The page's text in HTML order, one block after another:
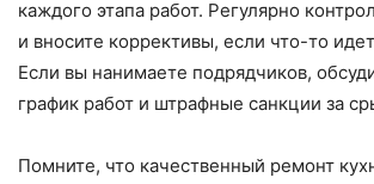
каждого этапа работ. Регулярно
и вносите коррективы, если что-то
Если вы нанимаете подрядчиков,
график работ и штрафные санкции за
Помните, что качественный ремонт